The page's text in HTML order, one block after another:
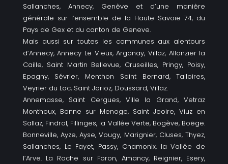
Sallanches, Annecy, Genève et d’une manière
générale sur l’ensemble de la Haute Savoie 74, du
Pays de Gex et du canton de Geneve.
Mais aussi sur toutes les communes aux alentours
d’Annecy, Annecy Le Vieux, Argonay, Villaz, Allonzier la
Caille, Saint Martin Bellevue, Cruseilles, Pringy, Poisy,
Epagny, Sévrier, Menthon Saint Bernard, Talloires,
Veyrier du Lac, Saint Jorioz, Doussard, Villaz.
Annemasse, Saint Cergues, Ville la Grand, Vetraz
Monthoux, Bonne sur Menoge, Saint Jeoire, Viuz en
Sallaz, Findrol, Fillinges, la Vallée Verte, Bogève, Boëge.
Bonneville, Ayze, Ayse, Vougy, Marignier, Cluses, Thyez,
Sallanches, Le Fayet, Passy, Chamonix, la Vallée de
l’Arve. La Roche sur Foron, Amancy, Reignier, Esery,